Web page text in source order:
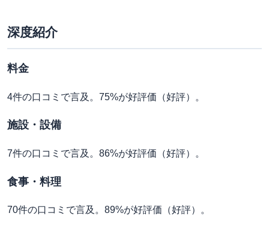
深度紹介
料金
4件の口コミで言及。75%が好評価（好評）。
施設・設備
7件の口コミで言及。86%が好評価（好評）。
食事・料理
70件の口コミで言及。89%が好評価（好評）。